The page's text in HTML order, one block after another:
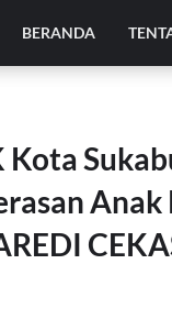
BERANDA
Kota